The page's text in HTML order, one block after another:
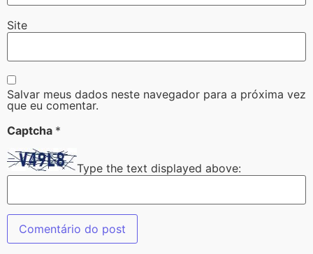
Site
Salvar meus dados neste navegador para a próxima vez
que eu comentar.
Captcha *
Type the text displayed above: